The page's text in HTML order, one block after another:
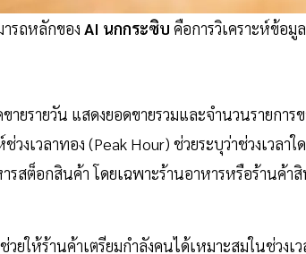
รถหลักของ AI นกกระซิบ คือการวิเคราะห์ข้อมู
ายรายวัน แสดงยอดขายรวมและจำนวนรายการ
ช่วงเวลาทอง (Peak Hour) ช่วยระบุว่าช่วงเวล
รสต็อกสินค้า โดยเฉพาะร้านอาหารหรือร้าน
วยให้ร้านค้าเตรียมกำลังคนได้เหมาะสมในช่ว